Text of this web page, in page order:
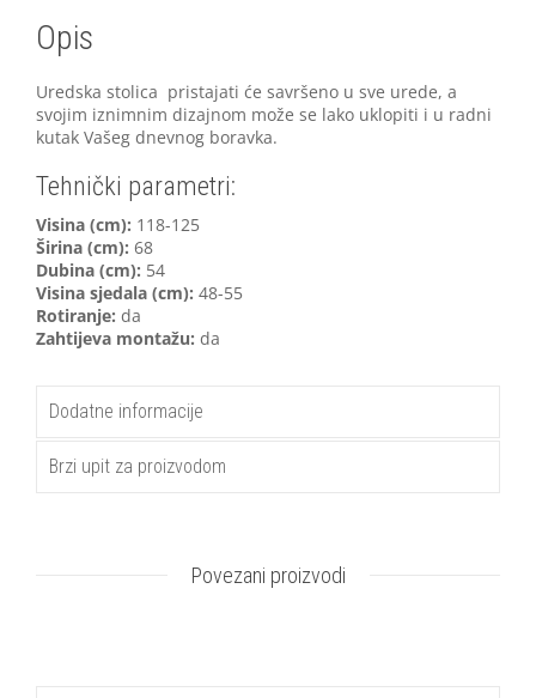
Opis
Uredska stolica pristajati će savršeno u sve urede, a
svojim iznimnim dizajnom može se lako uklopiti i u radni
kutak Vašeg dnevnog boravka.
Tehnički parametri:
Visina (cm): 118-125
Širina (cm): 68
Dubina (cm): 54
Visina sjedala (cm): 48-55
Rotiranje: da
Zahtijeva montažu: da
Dodatne informacije
Brzi upit za proizvodom
Povezani proizvodi